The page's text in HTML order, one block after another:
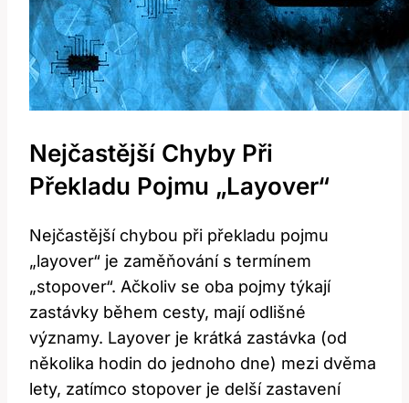
Nejčastější Chyby Při
Překladu Pojmu „layover“
Nejčastější chybou při překladu pojmu
„layover“ je zaměňování s termínem
„stopover“. Ačkoliv se oba pojmy týkají
zastávky během cesty, mají odlišné
významy. Layover je krátká zastávka (od
několika hodin do jednoho dne) mezi dvěma
lety, zatímco stopover je delší zastavení